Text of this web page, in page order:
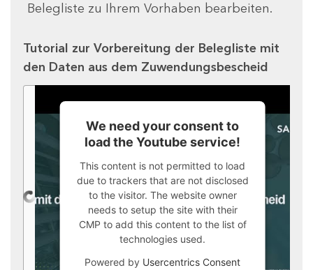
Belegliste zu Ihrem Vorhaben bearbeiten.
Tutorial zur Vorbereitung der Belegliste mit
den Daten aus dem Zuwendungsbescheid
We need your consent to
load the Youtube service!
This content is not permitted to load
due to trackers that are not disclosed
to the visitor. The website owner
needs to setup the site with their
CMP to add this content to the list of
technologies used.
Powered by Usercentrics Consent